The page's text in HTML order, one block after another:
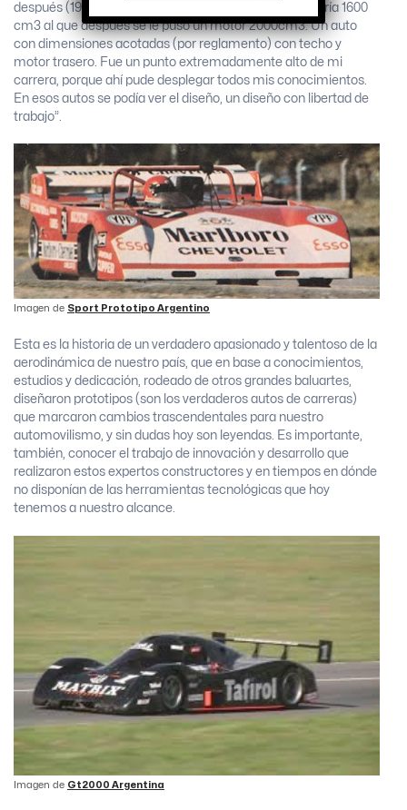
después (1985) diseñé el Dragón, un SP para la categoría 1600
cm3 al que después se le puso un motor 2000cm3. Un auto
con dimensiones acotadas (por reglamento) con techo y
motor trasero. Fue un punto extremadamente alto de mi
carrera, porque ahí pude desplegar todos mis conocimientos.
En esos autos se podía ver el diseño, un diseño con libertad de
trabajo”.
Imagen de Sport Prototipo Argentino
Esta es la historia de un verdadero apasionado y talentoso de la
aerodinámica de nuestro país, que en base a conocimientos,
estudios y dedicación, rodeado de otros grandes baluartes,
diseñaron prototipos (son los verdaderos autos de carreras)
que marcaron cambios trascendentales para nuestro
automovilismo, y sin dudas hoy son leyendas. Es importante,
también, conocer el trabajo de innovación y desarrollo que
realizaron estos expertos constructores y en tiempos en dónde
no disponían de las herramientas tecnológicas que hoy
tenemos a nuestro alcance.
Imagen de Gt2000 Argentina